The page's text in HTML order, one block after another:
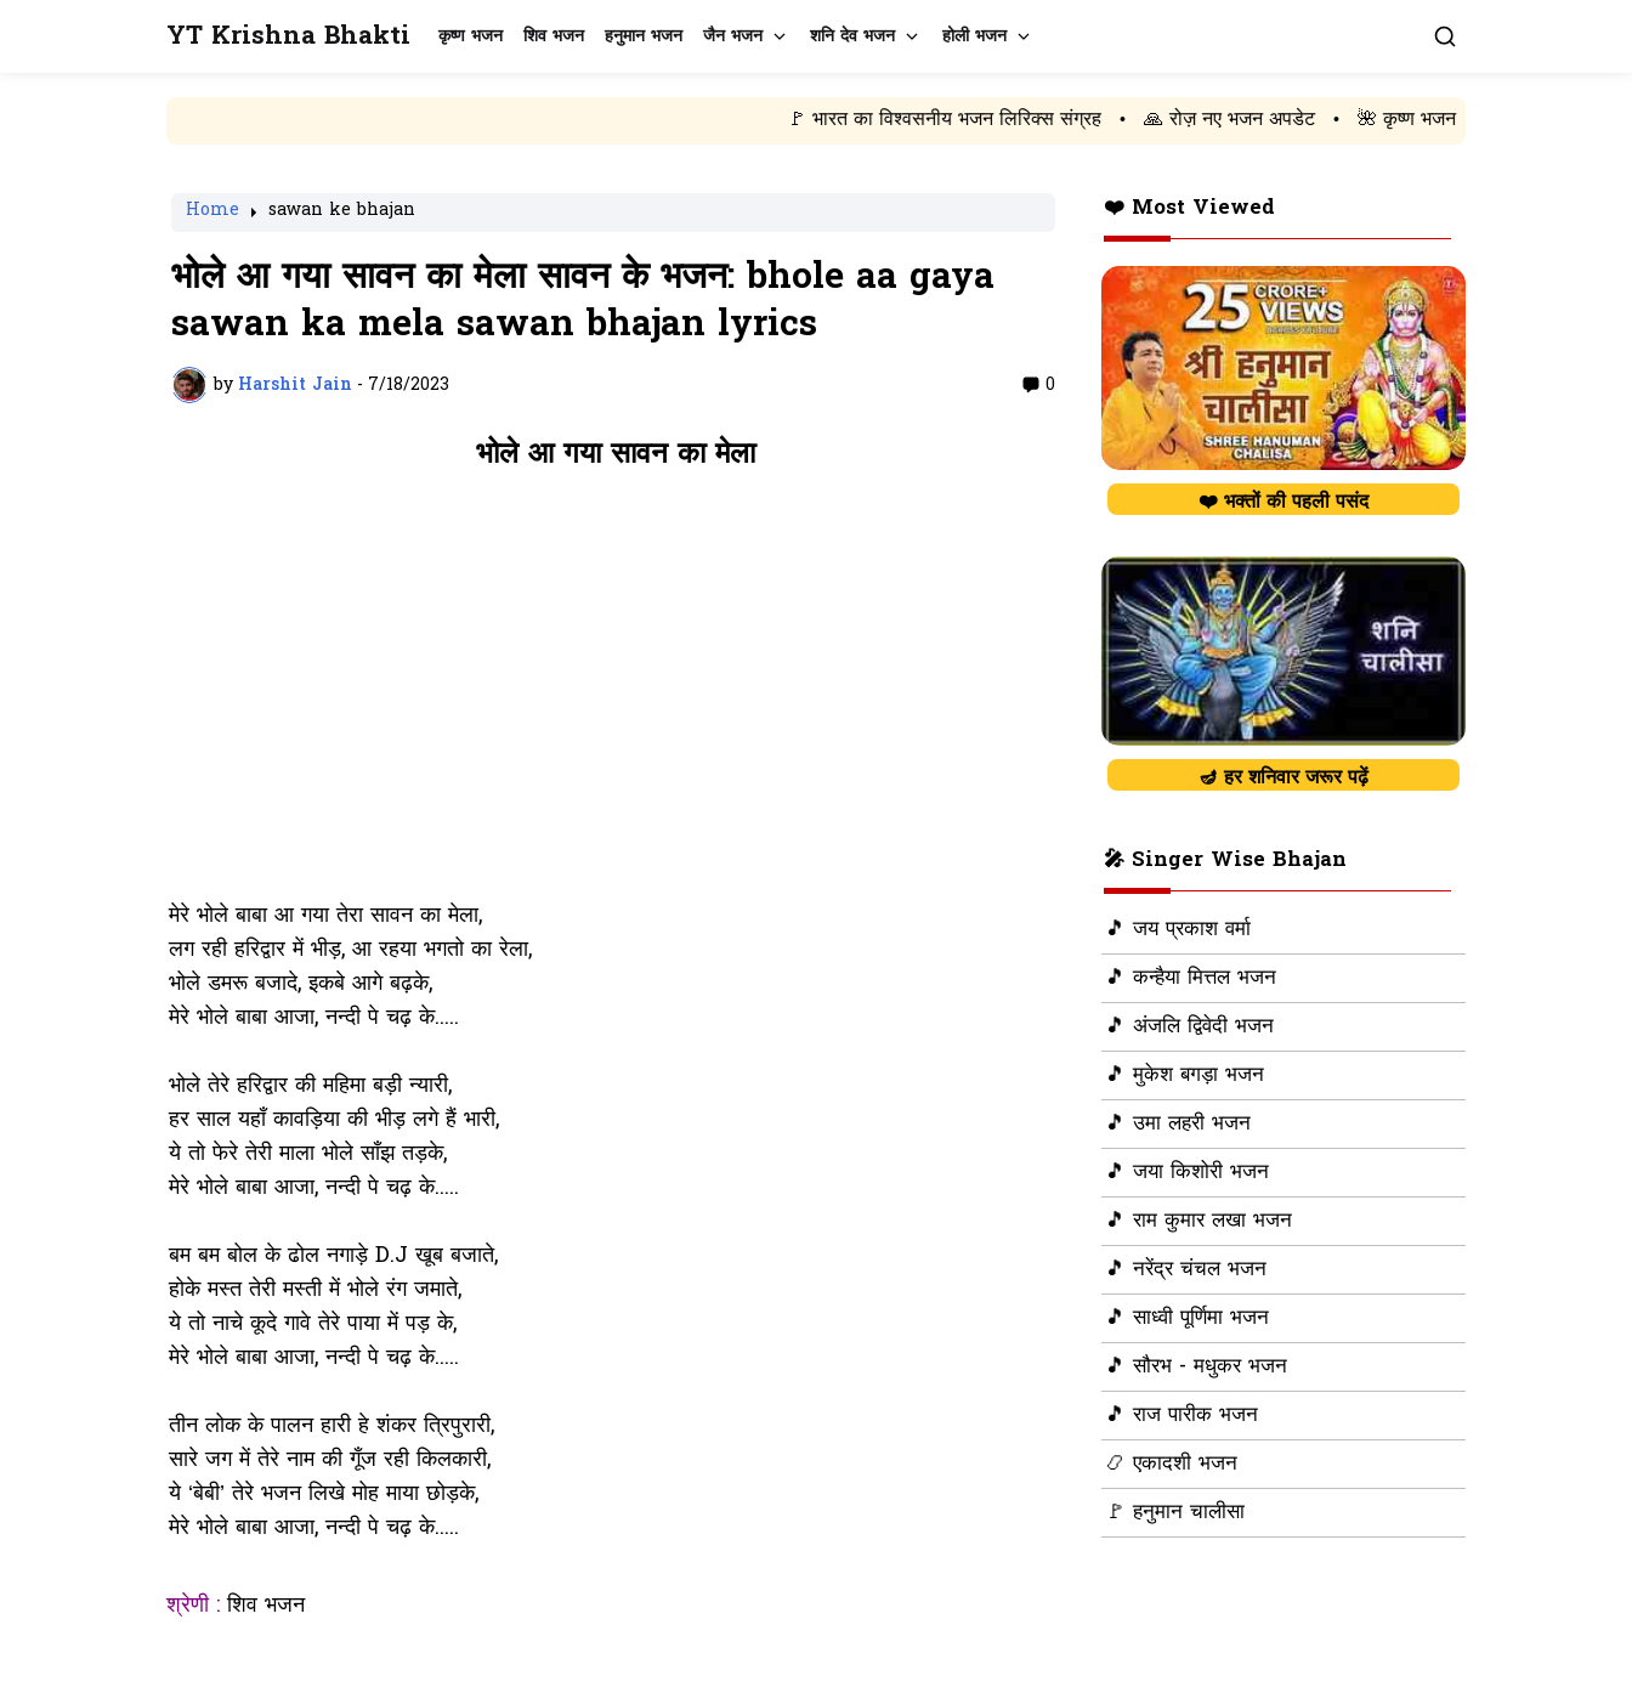
YT Krishna Bhakti कृष्ण भजन शिव भजन हनुमान भजन जैन भजन शनि देव भजन होली भजन
🚩 भारत का विश्वसनीय भजन लिरिक्स संग्रह • 🙏 रोज़ नए भजन अपडेट • 🌺 कृष्ण भजन • 🚩 राम भजन
Home sawan ke bhajan
भोले आ गया सावन का मेला सावन के भजन: bhole aa gaya
sawan ka mela sawan bhajan lyrics
by Harshit Jain - 7/18/2023 0
भोले आ गया सावन का मेला
मेरे भोले बाबा आ गया तेरा सावन का मेला,
लग रही हरिद्वार में भीड़, आ रहया भगतो का रेला,
भोले डमरू बजादे, इकबे आगे बढ़के,
मेरे भोले बाबा आजा, नन्दी पे चढ़ के.....
भोले तेरे हरिद्वार की महिमा बड़ी न्यारी,
हर साल यहाँ कावड़िया की भीड़ लगे हैं भारी,
ये तो फेरे तेरी माला भोले साँझ तड़के,
मेरे भोले बाबा आजा, नन्दी पे चढ़ के.....
बम बम बोल के ढोल नगाड़े D.J खूब बजाते,
होके मस्त तेरी मस्ती में भोले रंग जमाते,
ये तो नाचे कूदे गावे तेरे पाया में पड़ के,
मेरे भोले बाबा आजा, नन्दी पे चढ़ के.....
तीन लोक के पालन हारी हे शंकर त्रिपुरारी,
सारे जग में तेरे नाम की गूँज रही किलकारी,
ये ‘बेबी’ तेरे भजन लिखे मोह माया छोड़के,
मेरे भोले बाबा आजा, नन्दी पे चढ़ के.....
श्रेणी :शिव भजन
❤️ Most Viewed
❤️ भक्तों की पहली पसंद
🪔 हर शनिवार जरूर पढ़ें
🎤 Singer Wise Bhajan
🎵 जय प्रकाश वर्मा
🎵 कन्हैया मित्तल भजन
🎵 अंजलि द्विवेदी भजन
🎵 मुकेश बगड़ा भजन
🎵 उमा लहरी भजन
🎵 जया किशोरी भजन
🎵 राम कुमार लखा भजन
🎵 नरेंद्र चंचल भजन
🎵 साध्वी पूर्णिमा भजन
🎵 सौरभ - मधुकर भजन
🎵 राज पारीक भजन
📿 एकादशी भजन
🚩 हनुमान चालीसा